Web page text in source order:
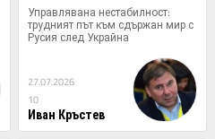
Русия след Украйна
Управлявана нестабилност:
трудният път към сдържан мир с
Русия след Украйна
27.07.2026
10
Иван Кръстев